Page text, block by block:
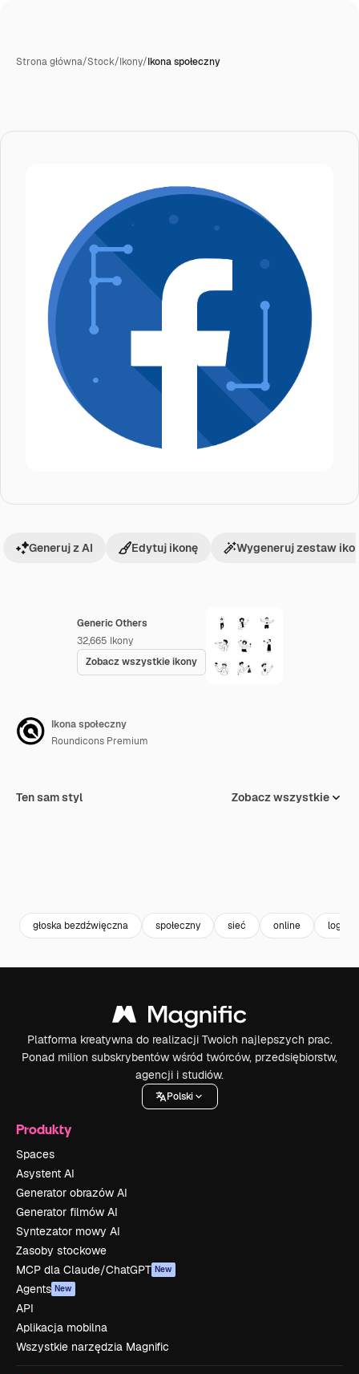
Strona główna/Stock/Ikony/Ikona społeczny
Generic Others
32,665 Ikony
Zobacz wszystkie ikony
Generuj z AI Edytuj ikonę Wygeneruj zestaw
Ikona społeczny
Roundicons Premium
Ten sam styl Zobacz wszystkie
głoska bezdźwięczna społeczny sieć online logo
Platforma kreatywna do realizacji Twoich najlepszych prac.
Ponad milion subskrybentów wśród twórców, przedsiębiorstw,
agencji i studiów.
Polski
Produkty
Spaces
Asystent AI
Generator obrazów AI
Generator filmów AI
Syntezator mowy AI
Zasoby stockowe
MCP dla Claude/ChatGPT New
Agents New
API
Aplikacja mobilna
Wszystkie narzędzia Magnific